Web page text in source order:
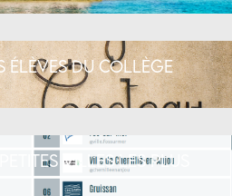
élèves du collège
villes les plus